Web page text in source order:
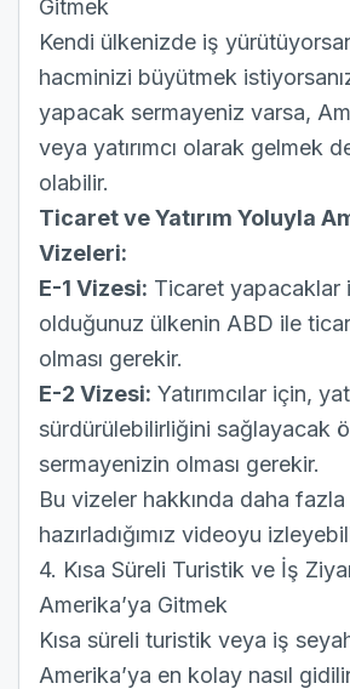
Gitmek
Kendi ülkenizde iş
hacminizi büyütmek
yapacak sermayeniz varsa,
veya yatırımcı olarak gelmek
olabilir.
Ticaret ve Yatırım Yoluyla
Vizeleri:
E-1 Vizesi: Ticaret yapacaklar
olduğunuz ülkenin ABD ile
olması gerekir.
E-2 Vizesi: Yatırımcılar için,
sürdürülebilirliğini sağlayacak
sermayenizin olması gerekir.
Bu vizeler hakkında daha
hazırladığımız videoyu
4. Kısa Süreli Turistik ve İş
Amerika’ya Gitmek
Kısa süreli turistik veya iş
Amerika’ya en kolay nasıl